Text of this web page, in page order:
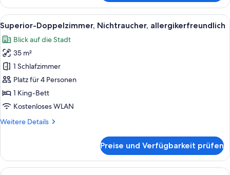
Stadthaus
Alle
Fotos
für
Superior-
Doppelzimmer,
Nichtraucher,
allergikerfreundlich
anzeigen
Ein Hotelzimmer mit Bett,
7
Superior-Doppelzimmer, Nichtraucher, allergikerfreundlich
Blick auf die Stadt
35 m²
1 Schlafzimmer
Platz für 4 Personen
1 King-Bett
Kostenloses WLAN
Weitere Details
Weitere
Doppelzimmer,
Nichtraucher,
Preise und Verfügbarkeit prüfen
Ein Hotelzimmer mit Bett,